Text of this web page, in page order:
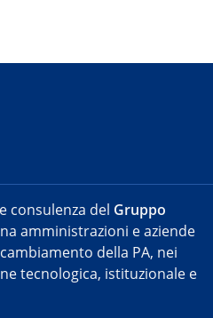
consulenza del Gruppo
amministrazioni e aziende
della PA, nei
tecnologica, istituzionale e